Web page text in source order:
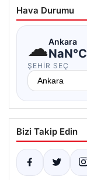
Hava Durumu
☁Ankara
NaN°C
ŞEHIR SEÇ
Bizi Takip Edin